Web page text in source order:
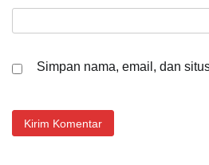
Simpan nama, email, dan